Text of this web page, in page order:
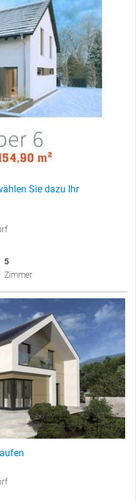
Sie dazu Ihr
5
Zimmer